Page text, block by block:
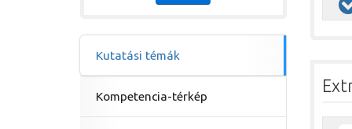
Kutatási témák
Kompetencia-térkép